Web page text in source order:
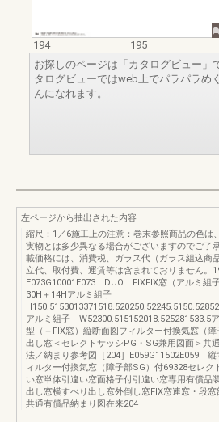
194
195
お探しのページは「カタログビュー」
タログビューではweb上でパラパラめ
んになれます。
左ページから抽出された内容
縮尺：1／6施工上の注意：巻末参照商品の色は
実物とは多少異なる場合がございますのでご了
載価格には、消費税、ガラス代（ガラス組込商
立代、取付費、運賃等は含まれておりません。
E073G10001E073 DUO FIXFIX窓（アルミ組
30H＋14Hアルミ組子
アルミ組子 W52300.515152018.525281533.5
型（＋FIX窓）縦断面図フィルター付換気窓（障
出し窓＜セレクトサッシPG・SG兼用図面＞共
法／納まり参考図［204］E059G11502E059 縦
ィルター付換気窓（障子部SG）付69328セレク
い窓単体引違い窓面格子付引違い窓専用有償品
出し窓横すべり出し窓外倒し窓FIX窓連窓・段
共通有償品納まり図在来204